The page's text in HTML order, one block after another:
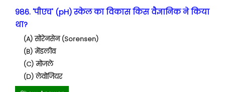
986. 'पीएच' (pH) स्केल का विकास किस वैज्ञानिक ने किया
था?
(A) सोरेनसेन (Sorensen)
(B) मेंडलीव
(C) मोजले
(D) लेवोजियर